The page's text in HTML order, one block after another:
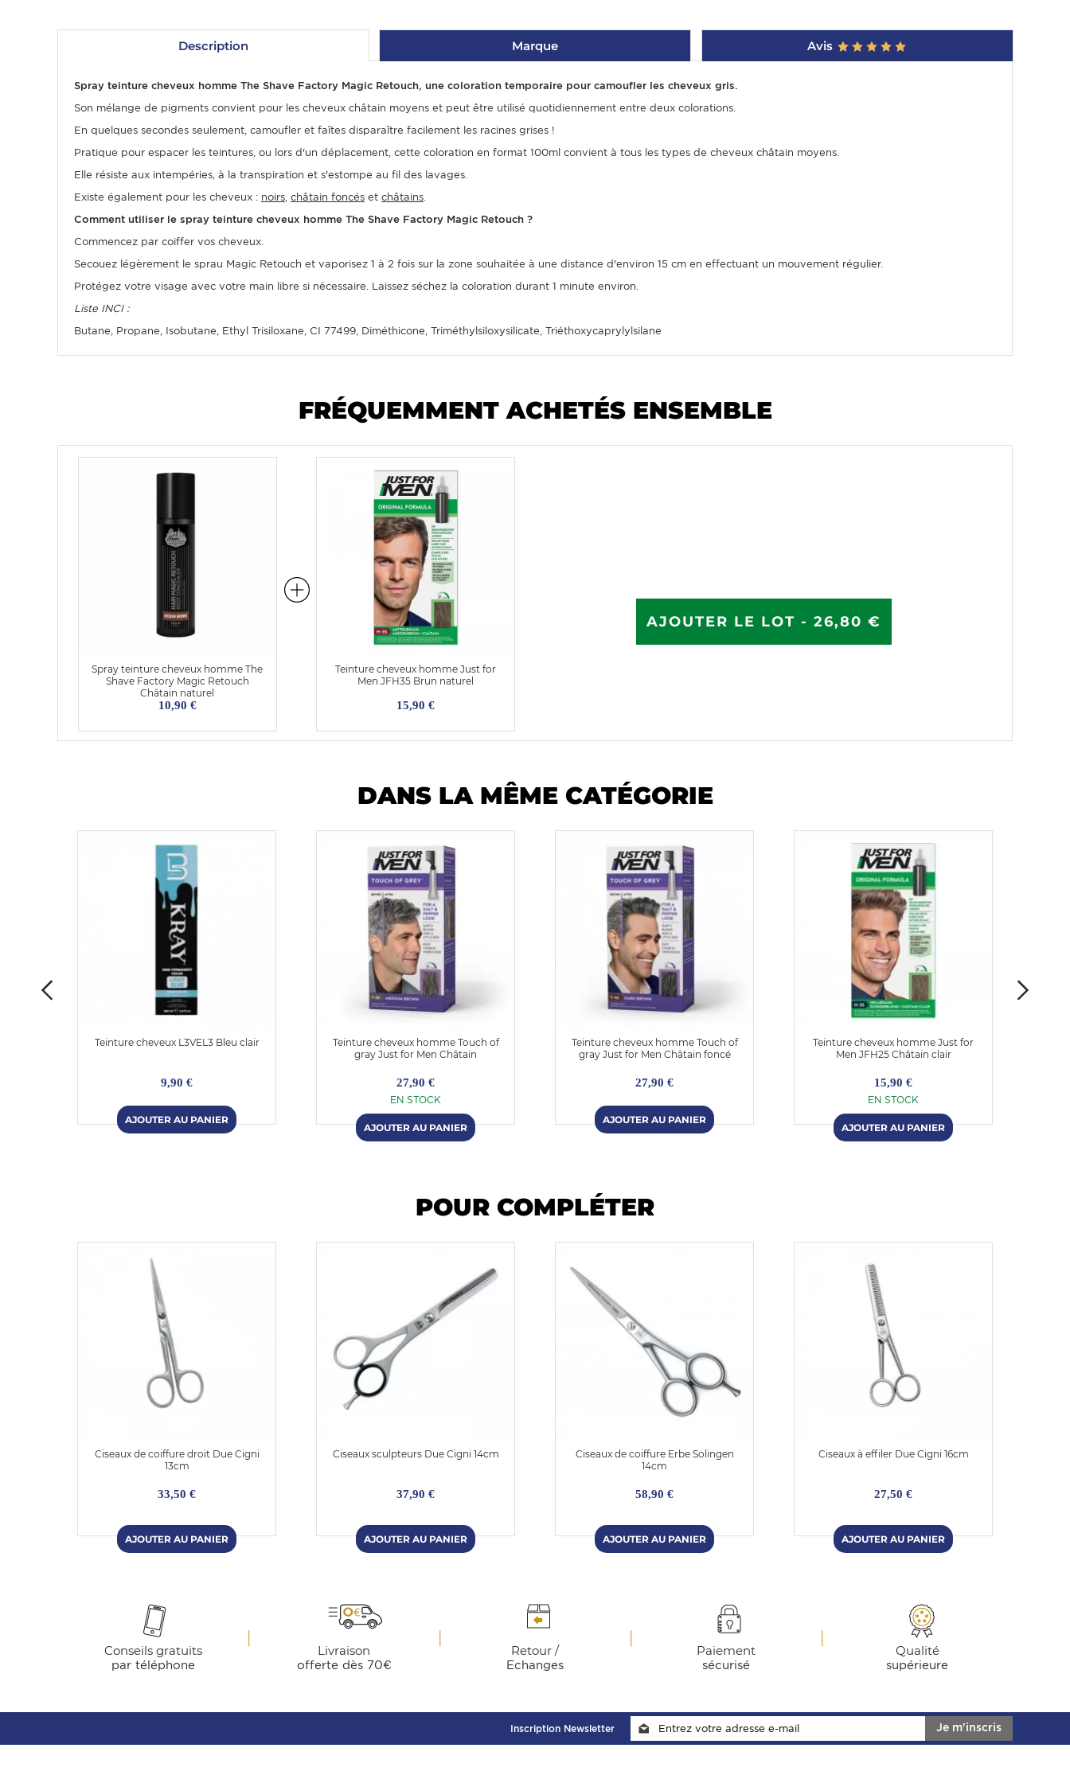
Description Marque Avis
Spray teinture cheveux homme The Shave Factory Magic Retouch, une coloration temporaire pour camoufler les cheveux gris.
Son mélange de pigments convient pour les cheveux châtain moyens et peut être utilisé quotidiennement entre deux colorations.
En quelques secondes seulement, camoufler et faîtes disparaître facilement les racines grises !
Pratique pour espacer les teintures, ou lors d'un déplacement, cette coloration en format 100ml convient à tous les types de cheveux châtain moyens.
Elle résiste aux intempéries, à la transpiration et s'estompe au fil des lavages.
Existe également pour les cheveux : noirs, châtain foncés et châtains.
Comment utiliser le spray teinture cheveux homme The Shave Factory Magic Retouch ?
Commencez par coiffer vos cheveux.
Secouez légèrement le sprau Magic Retouch et vaporisez 1 à 2 fois sur la zone souhaitée à une distance d'environ 15 cm en effectuant un mouvement régulier.
Protégez votre visage avec votre main libre si nécessaire. Laissez séchez la coloration durant 1 minute environ.
Liste INCI :
Butane, Propane, Isobutane, Ethyl Trisiloxane, CI 77499, Diméthicone, Triméthylsiloxysilicate, Triéthoxycaprylylsilane
FRÉQUEMMENT ACHETÉS ENSEMBLE
Spray teinture cheveux homme The
Shave Factory Magic Retouch
Châtain naturel
10,90 €
Teinture cheveux homme Just for
Men JFH35 Brun naturel
15,90 €
AJOUTER LE LOT - 26,80 €
DANS LA MÊME CATÉGORIE
Teinture cheveux L3VEL3 Bleu clair
9,90 €
Teinture cheveux homme Touch of
gray Just for Men Châtain
27,90 €
EN STOCK
Teinture cheveux homme Touch of
gray Just for Men Châtain foncé
27,90 €
Teinture cheveux homme Just for
Men JFH25 Châtain clair
15,90 €
EN STOCK
POUR COMPLÉTER
Ciseaux de coiffure droit Due Cigni
13cm
33,50 €
Ciseaux sculpteurs Due Cigni 14cm
37,90 €
Ciseaux de coiffure Erbe Solingen
14cm
58,90 €
Ciseaux à effiler Due Cigni 16cm
27,50 €
Conseils gratuits
par téléphone
Livraison
offerte dès 70€
Retour /
Echanges
Paiement
sécurisé
Qualité
supérieure
Je m'inscris
Inscription Newsletter